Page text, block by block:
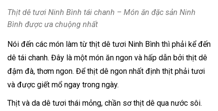
Thịt dê tươi Ninh Bình tái chanh – Món ăn đặc sản Ninh
Bình được ưa chuộng nhất
Nói đến các món làm từ thịt dê tươi Ninh Bình thì phải kể đến
dê tái chanh. Đây là một món ăn ngon và hấp dẫn bởi thịt dê
đậm đà, thơm ngon. Để thịt dê ngon nhất định thịt phải tươi
và được giết mổ ngay trong ngày.
Thịt và da dê tươi thái mỏng, chần sơ thịt dê qua nước sôi.